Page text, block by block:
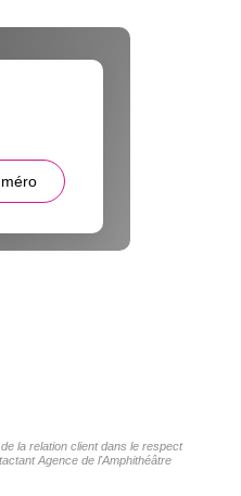
la relation client dans le respect
Agence de l'Amphithéâtre